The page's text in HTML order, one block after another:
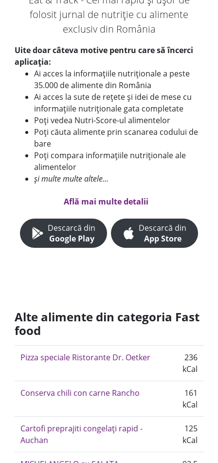
folosit jurnal de nutriție cu alimente
exclusiv din România
Uite doar câteva motive pentru care să încerci
aplicația:
Ai acces la informațiile nutriționale a peste
35.000 de alimente din România
Ai acces la sute de rețete și idei de mese cu
informațiile nutriționale gata completate
Poți vedea Nutri-Score-ul alimentelor
Poți căuta alimente prin scanarea codului de
bare
Poți compara informațiile nutriționale ale
alimentelor
și multe multe altele...
Află mai multe detalii
Descarcă din
Google Play
Descarcă din
App Store
Alte alimente din categoria Fast
food
Pizza speciale Ristorante Dr. Oetker
236
kCal
Conserva chili con carne Rancho
161
kCal
Cartofi preprajiti congelați rapid -
Auchan
125
kCal